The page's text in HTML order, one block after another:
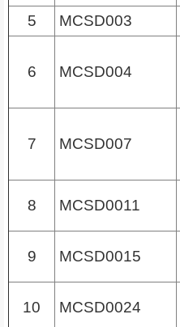
5
MCSD003
6 MCSD004
7 MCSD007
8 MCSD0011
9 MCSD0015
10 MCSD0024